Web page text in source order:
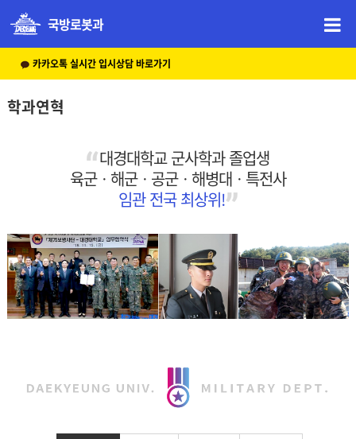
국방로봇과
카카오톡 실시간 입시상담 바로가기
학과연혁
대경대학교 군사학과 졸업생
육군ㆍ해군ㆍ공군ㆍ해병대ㆍ특전사
임관 전국 최상위!